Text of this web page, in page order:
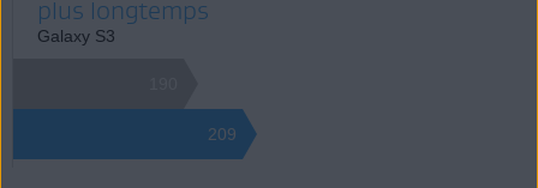
plus longtemps
Galaxy S3
209